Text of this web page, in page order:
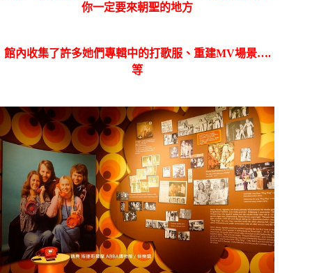
你一定要來朝聖的地方
館內收集了許多她們專輯中的打歌服、重建MV場景….
等